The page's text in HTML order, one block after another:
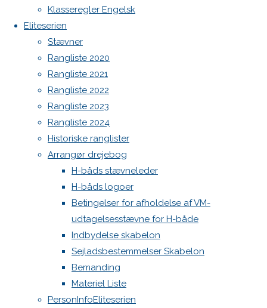
Klasseregler Engelsk
Eliteserien
Stævner
Rangliste 2020
Rangliste 2021
Rangliste 2022
Rangliste 2023
Rangliste 2024
Historiske ranglister
Arrangør drejebog
H-båds stævneleder
H-båds logoer
Betingelser for afholdelse af VM-
udtagelsesstævne for H-både
Indbydelse skabelon
Sejladsbestemmelser Skabelon
Bemanding
Materiel Liste
PersonInfoEliteserien
image
Next
image
Skriv
et
svar
Din e-
mailadresse
vil ikke
blive
publiceret.
Krævede
WordPress.org